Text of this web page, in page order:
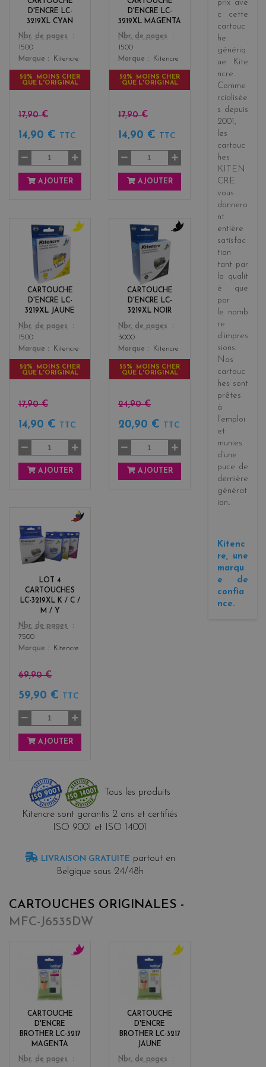
D'ENCRE LC-
3219XL CYAN
Color
Nbr. de pages
1500
Marque
Kitencre
52% MOINS CHER
QUE L'ORIGINAL
17,90 €
14,90 € TTC
AJOUTER
D'ENCRE LC-
3219XL MAGENTA
Color
a
Nbr. de pages
1500
Marque
Kitencre
52% MOINS CHER
QUE L'ORIGINAL
17,90 €
14,90 € TTC
AJOUTER
CARTOUCHE
D'ENCRE LC-
3219XL JAUNE
Color
o
Nbr. de pages
1500
Marque
Kitencre
52% MOINS CHER
QUE L'ORIGINAL
17,90 €
14,90 € TTC
AJOUTER
CARTOUCHE
D'ENCRE LC-
3219XL NOIR
Color
k
Nbr. de pages
3000
Marque
Kitencre
55% MOINS CHER
QUE L'ORIGINAL
24,90 €
20,90 € TTC
AJOUTER
LOT 4
CARTOUCHES
LC-3219XL K / C /
M / Y
Color
l
a
+
3
Nbr. de pages
7500
Marque
Kitencre
69,90 €
59,90 € TTC
AJOUTER
Tous les produits
Kitencre sont garantis 2 ans et certifiés
ISO 9001 et ISO 14001
LIVRAISON GRATUITE partout en
Belgique sous 24/48h
CARTOUCHES ORIGINALES -
MFC-J6535DW
CARTOUCHE
D'ENCRE
BROTHER LC-3217
MAGENTA
Color
n
a
Nbr. de pages
CARTOUCHE
D'ENCRE
BROTHER LC-3217
JAUNE
Color
o
Nbr. de pages
prix ave
c cette
cartouc
he
génériq
ue
Kite
ncre.
Comme
rcialisée
s depuis
2001 ,
les
cartouc
hes
KITEN
CRE
vous
donnero
nt
entière
satisfac
tion
tant par
la qualit
é que
par
le nomb
re
d’impres
sions.
Nos
cartouc
hes sont
prêtes
à
l'emploi
et
munies
d'une
puce de
dernière
générat
ion.
Kitenc
re, une
marqu
e de
confia
nce.